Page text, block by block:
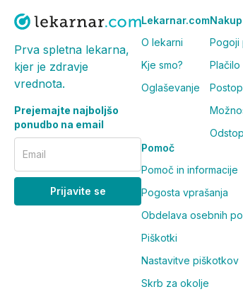
Prva spletna lekarna,
kjer je zdravje
vrednota.
Prejemajte najboljšo
ponudbo na email
Email
Prijavite se
Lekarnar.com
O lekarni
Kje smo?
Oglaševanje
Nakup
Pogoji
Plačilo
Pomoč
Pomoč in informacije
Pogosta vprašanja
Obdelava osebnih
Piškotki
Nastavitve piškotkov
Skrb za okolje